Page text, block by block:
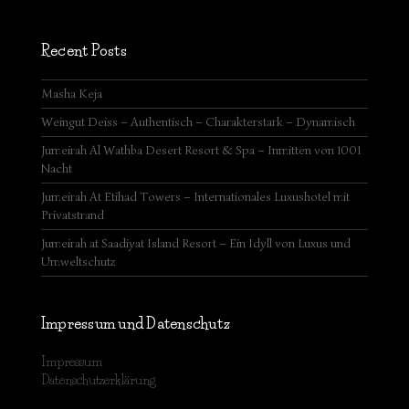
Recent Posts
Masha Keja
Weingut Deiss – Authentisch – Charakterstark – Dynamisch
Jumeirah Al Wathba Desert Resort & Spa – Inmitten von 1001
Nacht
Jumeirah At Etihad Towers – Internationales Luxushotel mit
Privatstrand
Jumeirah at Saadiyat Island Resort – Ein Idyll von Luxus und
Umweltschutz
Impressum und Datenschutz
Impressum
Datenschutzerklärung